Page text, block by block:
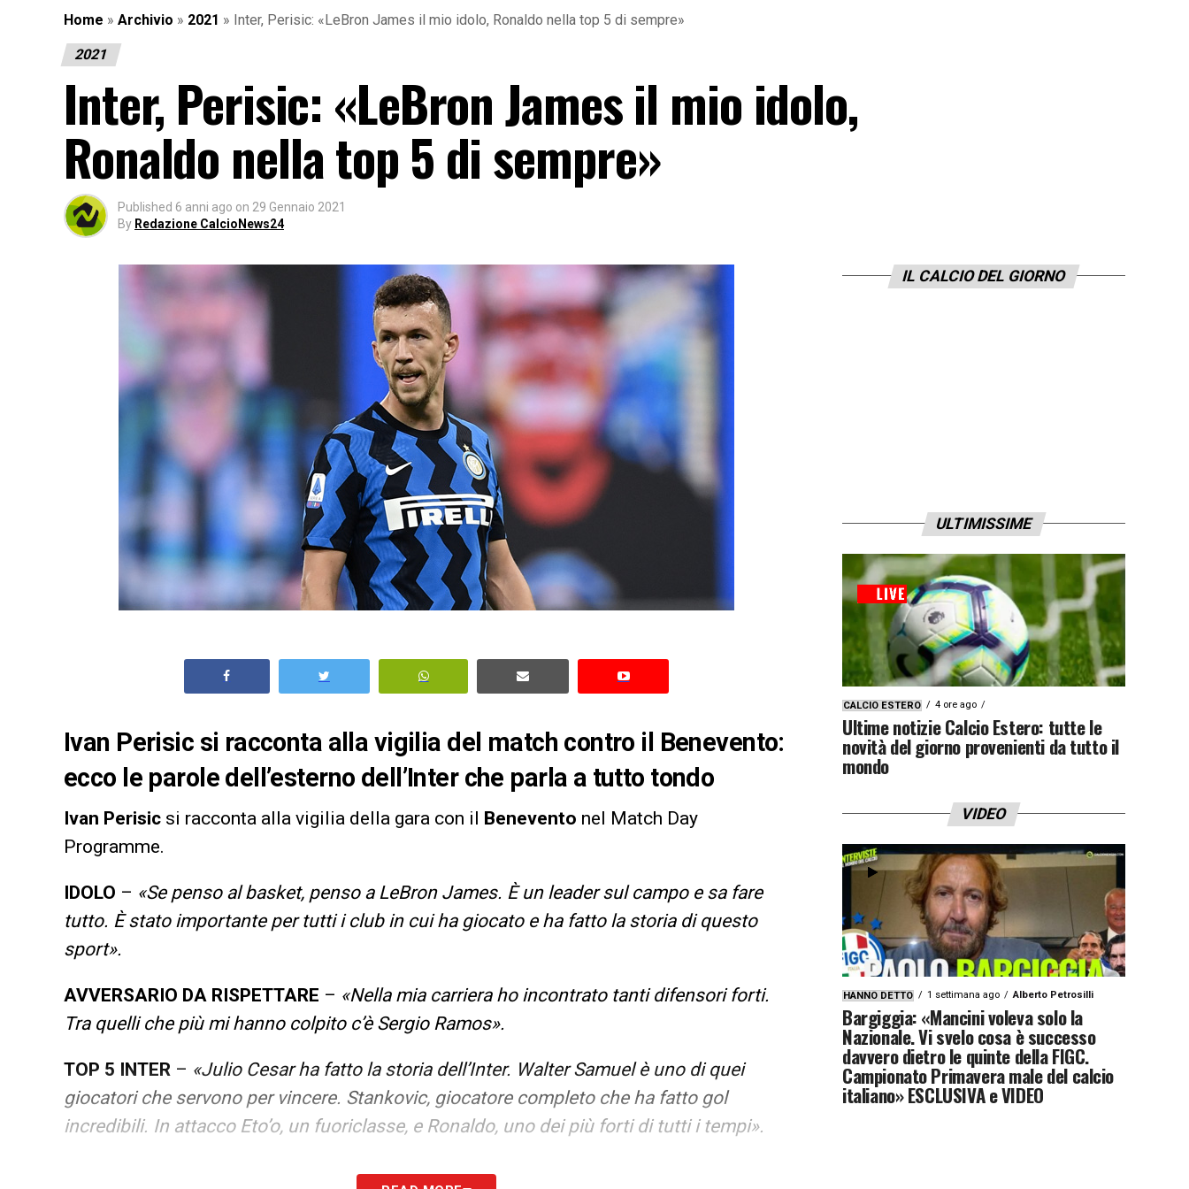
Home » Archivio » 2021 » Inter, Perisic: «LeBron James il mio idolo, Ronaldo nella top 5 di sempre»
2021
Inter, Perisic: «LeBron James il mio idolo,
Ronaldo nella top 5 di sempre»
Published 6 anni ago on 29 Gennaio 2021
By Redazione CalcioNews24
Ivan Perisic si racconta alla vigilia del match contro il Benevento:
ecco le parole dell’esterno dell’Inter che parla a tutto tondo
Ivan Perisic si racconta alla vigilia della gara con il Benevento nel Match Day
Programme.
IDOLO – «Se penso al basket, penso a LeBron James. È un leader sul campo e sa fare
tutto. È stato importante per tutti i club in cui ha giocato e ha fatto la storia di questo
sport».
AVVERSARIO DA RISPETTARE – «Nella mia carriera ho incontrato tanti difensori forti.
Tra quelli che più mi hanno colpito c’è Sergio Ramos».
TOP 5 INTER – «Julio Cesar ha fatto la storia dell’Inter. Walter Samuel è uno di quei
giocatori che servono per vincere. Stankovic, giocatore completo che ha fatto gol
incredibili. In attacco Eto’o, un fuoriclasse, e Ronaldo, uno dei più forti di tutti i tempi».
IL CALCIO DEL GIORNO
ULTIMISSIME
CALCIO ESTERO 4 ore ago
Ultime notizie Calcio Estero: tutte le
novità del giorno provenienti da tutto il
mondo
VIDEO
HANNO DETTO 1 settimana ago Alberto Petrosilli
Bargiggia: «Mancini voleva solo la
Nazionale. Vi svelo cosa è successo
davvero dietro le quinte della FIGC.
Campionato Primavera male del calcio
italiano» ESCLUSIVA e VIDEO